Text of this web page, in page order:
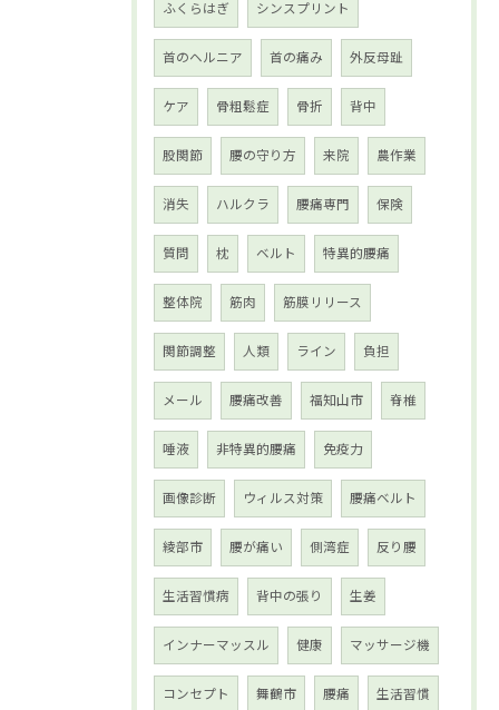
ふくらはぎ シンスプリント
首のヘルニア 首の痛み 外反母趾
ケア 骨粗鬆症 骨折 背中
股関節 腰の守り方 来院 農作業
消失 ハルクラ 腰痛専門 保険
質問 枕 ベルト 特異的腰痛
整体院 筋肉 筋膜リリース
関節調整 人類 ライン 負担
メール 腰痛改善 福知山市 脊椎
唾液 非特異的腰痛 免疫力
画像診断 ウィルス対策 腰痛ベルト
綾部市 腰が痛い 側湾症 反り腰
生活習慣病 背中の張り 生姜
インナーマッスル 健康 マッサージ機
コンセプト 舞鶴市 腰痛 生活習慣